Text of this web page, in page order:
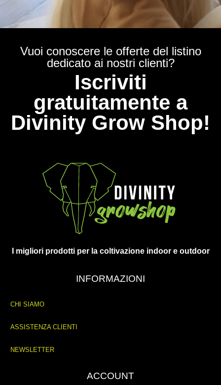
Vuoi conoscere le offerte del listino
dedicato ai nostri clienti?
Iscriviti
gratuitamente a
Divinity Grow Shop!
I migliori prodotti per la coltivazione indoor e outdoor
INFORMAZIONI
CHI SIAMO
ASSISTENZA CLIENTI
NEWSLETTER
ACCOUNT